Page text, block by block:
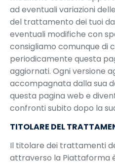
ad eventuali variazioni
del trattamento dei tuoi
eventuali modifiche con
consigliamo comunque di
periodicamente questa
aggiornati. Ogni versione
accompagnata dalla sua
questa pagina web e
confronti subito dopo la
TITOLARE DEL
Il titolare dei trattamenti
attraverso la Piattaforma